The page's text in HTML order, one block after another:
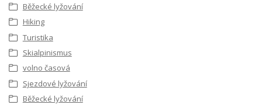
Běžecké lyžování
Hiking
Turistika
Skialpinismus
volno časová
Sjezdové lyžování
Běžecké lyžování